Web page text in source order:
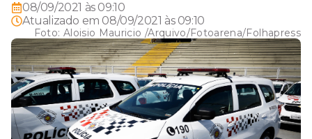
08/09/2021 às 09:10
Atualizado em 08/09/2021 às 09:10
Foto: Aloisio Mauricio /Arquivo/Fotoarena/Folhapress